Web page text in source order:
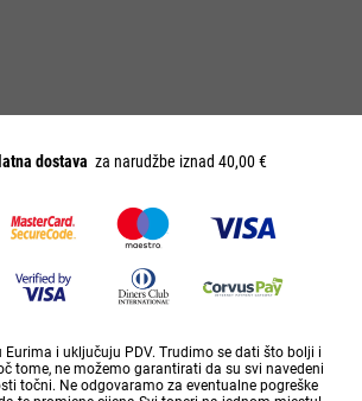
dostava za narudžbe iznad 40,00 €
Eurima i uključuju PDV. Trudimo se dati što bolji i
tome, ne možemo garantirati da su svi navedeni
točni. Ne odgovaramo za eventualne pogreške